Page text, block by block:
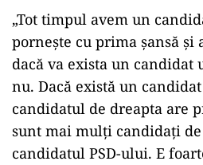
„Tot timpul avem un
porneşte cu prima şansă şi
dacă va exista un candidat
nu. Dacă există un
candidatul de dreapta are
sunt mai mulţi candidaţi
candidatul PSD-ului. E